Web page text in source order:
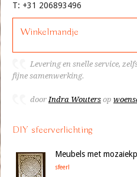
T: +31 206893496
Winkelmandje
Levering en snelle service,
fijne samenwerking.
doorIndra Wouters op
DIY sfeerverlichting
Meubels met
sfeer!